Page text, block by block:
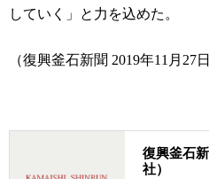
していく」と力を込めた。
（復興釜石新聞 2019年11月27
復興釜石
社）